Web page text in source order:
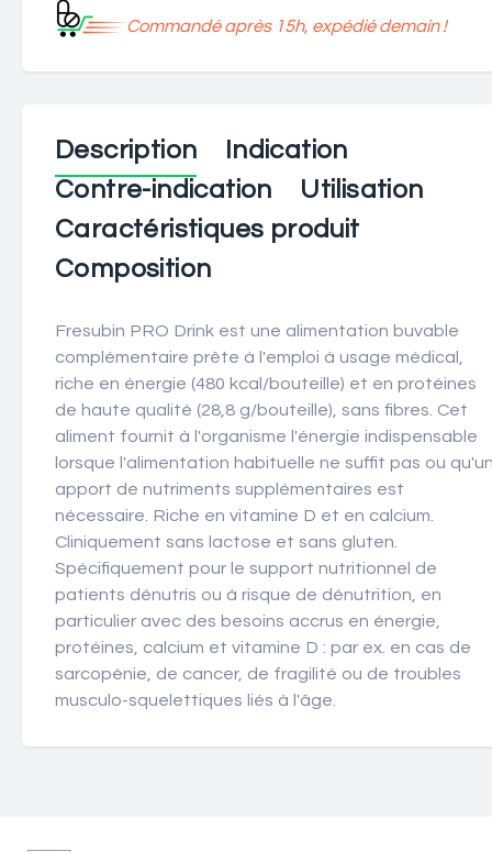
Commandé après 15h, expédié demain !
Description
Indication
Contre-indication
Utilisation
Caractéristiques produit
Composition
Fresubin PRO Drink est une alimentation buvable
complémentaire prête à l'emploi à usage médical,
riche en énergie (480 kcal/bouteille) et en protéines
de haute qualité (28,8 g/bouteille), sans fibres. Cet
aliment fournit à l'organisme l'énergie indispensable
lorsque l'alimentation habituelle ne suffit pas ou
apport de nutriments supplémentaires est
nécessaire. Riche en vitamine D et en calcium.
Cliniquement sans lactose et sans gluten.
Spécifiquement pour le support nutritionnel de
patients dénutris ou à risque de dénutrition, en
particulier avec des besoins accrus en énergie,
protéines, calcium et vitamine D : par ex. en cas de
sarcopénie, de cancer, de fragilité ou de troubles
musculo-squelettiques liés à l'âge.